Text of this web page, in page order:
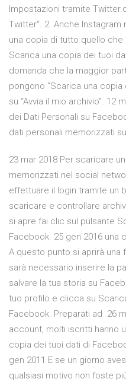
Impostazioni tramite
Twitter“. 2. Anche
una copia di tutto quello
Scarica una copia dei tuoi
domanda che la maggior
pongono “Scarica una
su “Avvia il mio archivio”. 12
dei Dati Personali su
dati personali memorizzati
23 mar 2018 Per scaricare
memorizzati nel social
effettuare il login tramite un
scaricare e controllare
si apre fai clic sul pulsante
Facebook. 25 gen 2016 una
A questo punto si aprirà una
sarà necessario inserire la
salvare la tua storia su
tuo profilo e clicca su
Facebook. Preparati ad 26
account, molti iscritti hanno
copia dei tuoi dati di
gen 2011 E se un giorno
qualsiasi motivo non foste